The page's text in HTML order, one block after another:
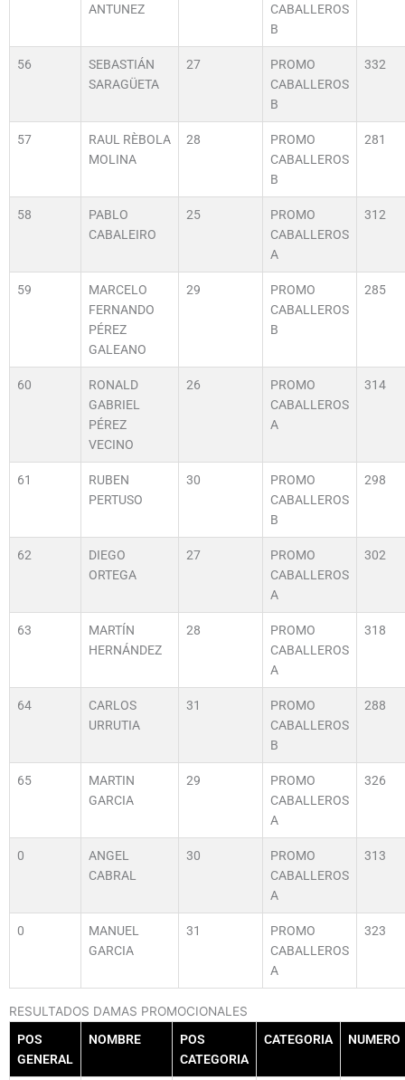
ANTUNEZ
CABALLEROS
B
56
SEBASTIÁN
SARAGÜETA
27
PROMO
CABALLEROS
B
332
57
RAUL RÈBOLA
MOLINA
28
PROMO
CABALLEROS
B
281
58
PABLO
CABALEIRO
25
PROMO
CABALLEROS
A
312
59
MARCELO
FERNANDO
PÉREZ
GALEANO
29
PROMO
CABALLEROS
B
285
60
RONALD
GABRIEL
PÉREZ
VECINO
26
PROMO
CABALLEROS
A
314
61
RUBEN
PERTUSO
30
PROMO
CABALLEROS
B
298
62
DIEGO
ORTEGA
27
PROMO
CABALLEROS
A
302
63
MARTÍN
HERNÁNDEZ
28
PROMO
CABALLEROS
A
318
64
CARLOS
URRUTIA
31
PROMO
CABALLEROS
B
288
65
MARTIN
GARCIA
29
PROMO
CABALLEROS
A
326
0
ANGEL
CABRAL
30
PROMO
CABALLEROS
A
313
0
MANUEL
GARCIA
31
PROMO
CABALLEROS
A
323
RESULTADOS DAMAS PROMOCIONALES
POS
GENERAL
NOMBRE
POS
CATEGORIA
CATEGORIA NUMERO